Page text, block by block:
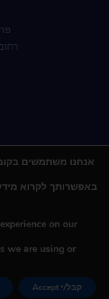
רחוב
seo by : UPLEAD
by : AWD
on our
we are using or
קבל/י Accept